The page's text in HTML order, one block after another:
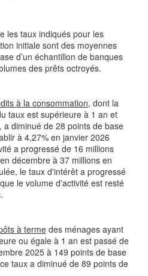
les taux indiqués pour les
initiale sont des moyennes
d’un échantillon de banques
des prêts octroyés.
à la consommation, dont la
taux est supérieure à 1 an et
diminué de 28 points de base
à 4,27% en janvier 2026
a progressé de 16 millions
décembre à 37 millions en
le taux d'intérêt a progressé
le volume d'activité est resté
à terme des ménages ayant
ou égale à 1 an est passé de
2025 à 149 points de base
taux a diminué de 89 points de